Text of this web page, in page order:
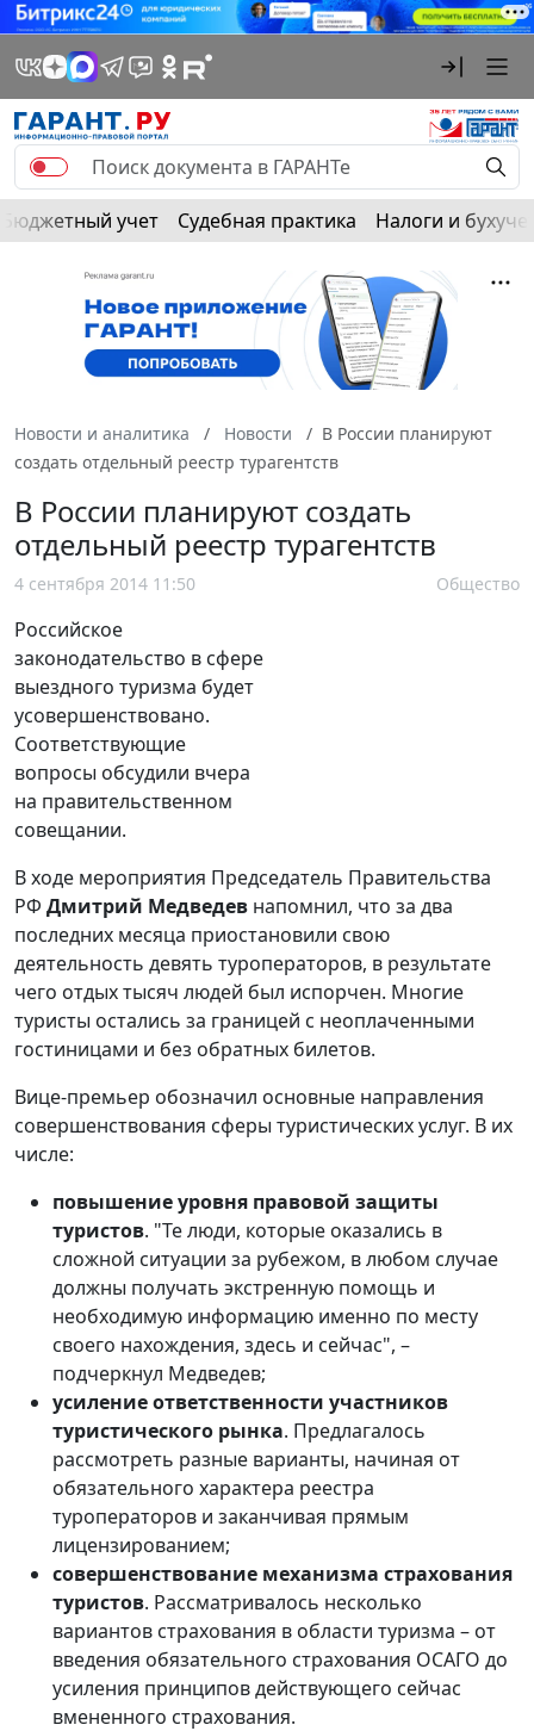
Бюджетный учет Судебная практика Налоги и
Новости и аналитика Новости
В России планируют
создать отдельный реестр турагентств
В России планируют создать
отдельный реестр турагентств
4 сентября 2014 11:50 Общество
Российское
законодательство в сфере
выездного туризма будет
усовершенствовано.
Соответствующие
вопросы обсудили вчера
на правительственном
совещании.
В ходе мероприятия Председатель Правительства
РФ Дмитрий Медведев напомнил, что за два
последних месяца приостановили свою
деятельность девять туроператоров, в результате
чего отдых тысяч людей был испорчен. Многие
туристы остались за границей с неоплаченными
гостиницами и без обратных билетов.
Вице-премьер обозначил основные направления
совершенствования сферы туристических услуг. В их
числе:
повышение уровня правовой защиты
туристов. "Те люди, которые оказались в
сложной ситуации за рубежом, в любом случае
должны получать экстренную помощь и
необходимую информацию именно по месту
своего нахождения, здесь и сейчас", –
подчеркнул Медведев;
усиление ответственности участников
туристического рынка. Предлагалось
рассмотреть разные варианты, начиная от
обязательного характера реестра
туроператоров и заканчивая прямым
лицензированием;
совершенствование механизма страхования
туристов. Рассматривалось несколько
вариантов страхования в области туризма – от
введения обязательного страхования ОСАГО до
усиления принципов действующего сейчас
вмененного страхования.